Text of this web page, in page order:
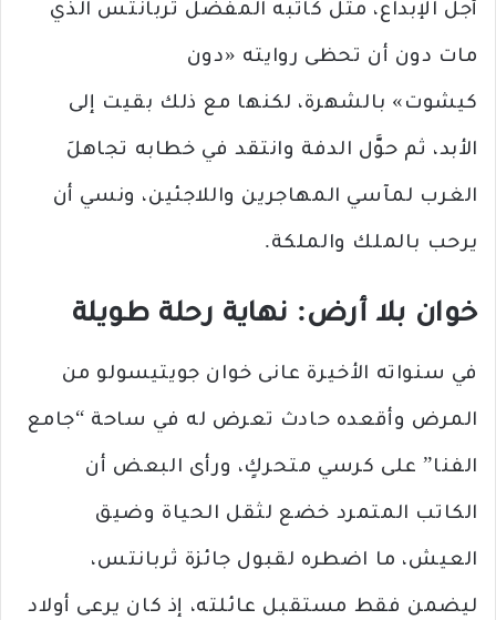
أجل الإبداع، مثل كاتبه المفضل ثربانتس الذي
مات دون أن تحظى روايته «دون
كيشوت» بالشهرة، لكنها مع ذلك بقيت إلى
الأبد، ثم حوَّل الدفة وانتقد في خطابه تجاهلَ
الغرب لمآسي المهاجرين واللاجئين، ونسي أن
يرحب بالملك والملكة.
خوان بلا أرض: نهاية رحلة طويلة
في سنواته الأخيرة عانى خوان جويتيسولو من
المرض وأقعده حادث تعرض له في ساحة “جامع
الفنا” على كرسي متحركٍ، ورأى البعض أن
الكاتب المتمرد خضع لثقل الحياة وضيق
العيش، ما اضطره لقبول جائزة ثربانتس،
ليضمن فقط مستقبل عائلته، إذ كان يرعى أولاد